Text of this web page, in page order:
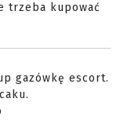
trzeba kupować
gazówkę escort.